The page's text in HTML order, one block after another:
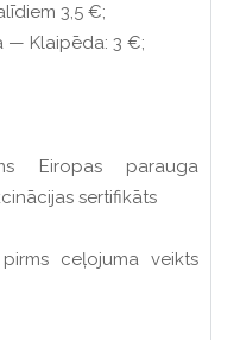
3,5 €;
— Klaipēda: 3 €;
Eiropas parauga
sertifikāts
ceļojuma veikts